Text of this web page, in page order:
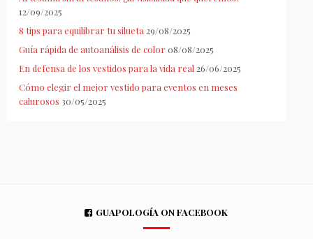
12/09/2025
8 tips para equilibrar tu silueta 29/08/2025
Guía rápida de autoanálisis de color 08/08/2025
En defensa de los vestidos para la vida real 26/06/2025
Cómo elegir el mejor vestido para eventos en meses
calurosos 30/05/2025
GUAPOLOGÍA ON FACEBOOK